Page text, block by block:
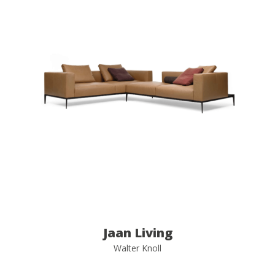
Jaan Living
Walter Knoll